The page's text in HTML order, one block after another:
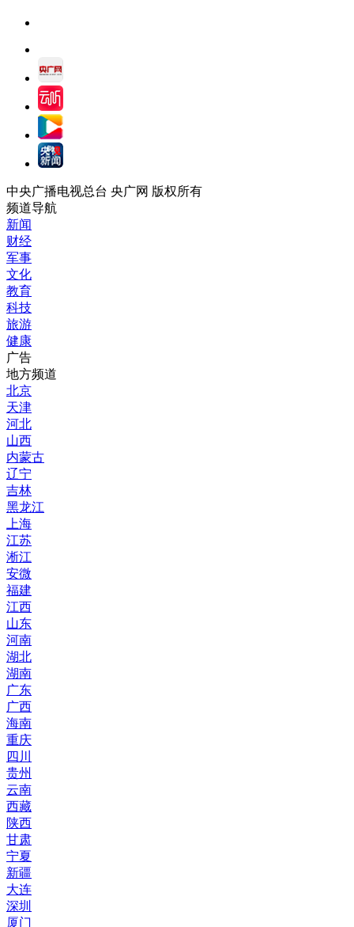
中央广播电视总台 央广网 版权所有
频道导航
新闻
财经
军事
文化
教育
科技
旅游
健康
广告
地方频道
北京
天津
河北
山西
内蒙古
辽宁
吉林
黑龙江
上海
江苏
淅江
安微
福建
江西
山东
河南
湖北
湖南
广东
广西
海南
重庆
四川
贵州
云南
西藏
陕西
甘肃
宁夏
新疆
大连
深圳
厦门